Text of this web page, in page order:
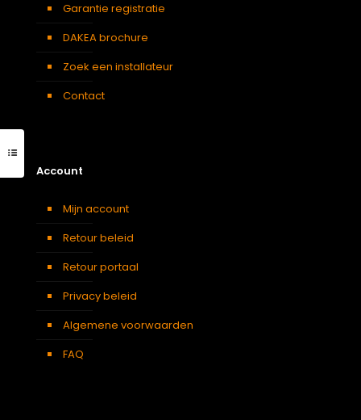
Garantie registratie
DAKEA brochure
Zoek een installateur
Contact
Account
Mijn account
Retour beleid
Retour portaal
Privacy beleid
Algemene voorwaarden
FAQ